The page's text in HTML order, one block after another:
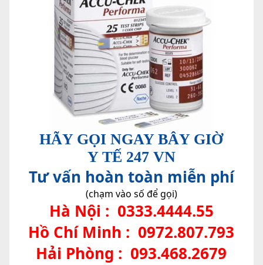
HÃY GỌI NGAY BÂY GIỜ
Y TẾ 247 VN
Tư vấn hoàn toàn miễn phí
(chạm vào số để gọi)
Hà Nội : 0333.4444.55
Hồ Chí Minh : 0972.807.793
Hải Phòng : 093.468.2679